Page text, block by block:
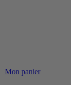
Mon panier